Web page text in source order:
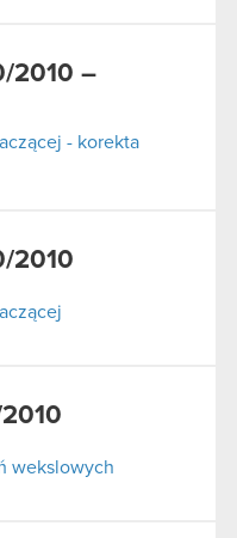
2010 –
- korekta
2010
wekslowych